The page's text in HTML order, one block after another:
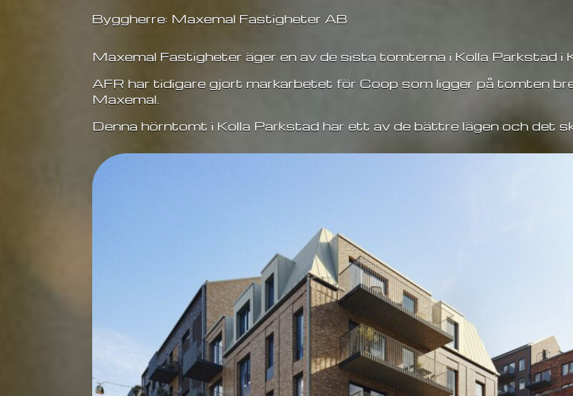
Byggherre: Maxemal Fastigheter AB
Maxemal Fastigheter äger en av de sista tomterna i Kolla Parkstad i
AFR har tidigare gjort markarbetet för Coop som ligger på tomten
Maxemal.
Denna hörntomt i Kolla Parkstad har ett av de bättre lägen och det